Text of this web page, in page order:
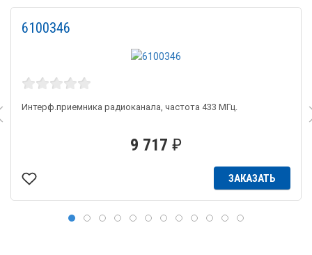
6100346
Интерф.приемника радиоканала, частота 433 МГц.
9 717 ₽
ЗАКАЗАТЬ